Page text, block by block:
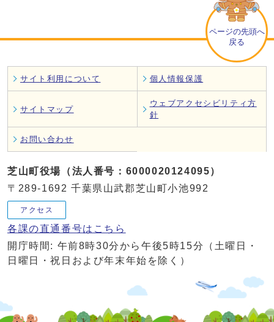
ページの先頭へ
戻る
サイト利用について 個人情報保護
サイトマップ
ウェブアクセシビリティ方
針
お問い合わせ
芝山町役場（法人番号：6000020124095）
〒289-1692 千葉県山武郡芝山町小池992
アクセス
各課の直通番号はこちら
開庁時間: 午前8時30分から午後5時15分（土曜日・
日曜日・祝日および年末年始を除く）